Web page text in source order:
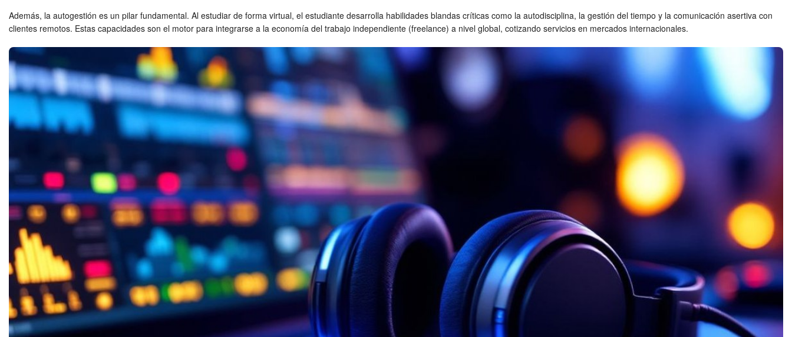
Además, la autogestión es un pilar fundamental. Al estudiar de forma virtual, el estudiante desarrolla habilidades blandas críticas como la autodisciplina, la gestión del tiempo y la comunicación asertiva con
clientes remotos. Estas capacidades son el motor para integrarse a la economía del trabajo independiente (freelance) a nivel global, cotizando servicios en mercados internacionales.